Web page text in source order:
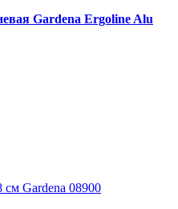
Gardena Ergoline Alu